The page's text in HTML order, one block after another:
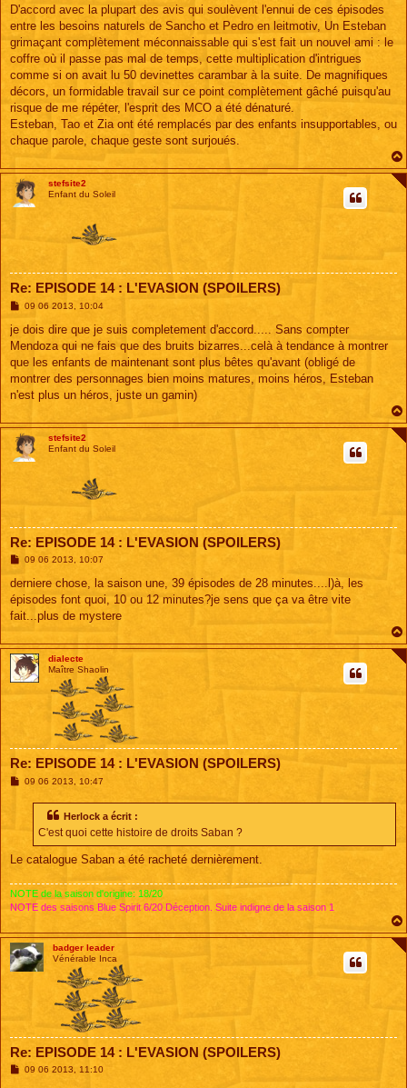
s
a
g
D'accord avec la plupart des avis qui soulèvent l'ennui de ces épisodes
entre les besoins naturels de Sancho et Pedro en leitmotiv, Un Esteban
grimaçant complètement méconnaissable qui s'est fait un nouvel ami : le
coffre où il passe pas mal de temps, cette multiplication d'intrigues
comme si on avait lu 50 devinettes carambar à la suite. De magnifiques
décors, un formidable travail sur ce point complètement gâché puisqu'au
risque de me répéter, l'esprit des MCO a été dénaturé.
Esteban, Tao et Zia ont été remplacés par des enfants insupportables, ou
chaque parole, chaque geste sont surjoués.
stefsite2
Enfant du Soleil
Re: EPISODE 14 : L'EVASION (SPOILERS)
M
s
a
g
09 06 2013, 10:04
je dois dire que je suis completement d'accord..... Sans compter
Mendoza qui ne fais que des bruits bizarres...celà à tendance à montrer
que les enfants de maintenant sont plus bêtes qu'avant (obligé de
montrer des personnages bien moins matures, moins héros, Esteban
n'est plus un héros, juste un gamin)
stefsite2
Enfant du Soleil
Re: EPISODE 14 : L'EVASION (SPOILERS)
M
s
a
g
09 06 2013, 10:07
derniere chose, la saison une, 39 épisodes de 28 minutes....l)à, les
épisodes font quoi, 10 ou 12 minutes?je sens que ça va être vite
fait...plus de mystere
dialecte
Maître Shaolin
Re: EPISODE 14 : L'EVASION (SPOILERS)
M09 06 2013, 10:47
Herlock a écrit :
C'est quoi cette histoire de droits Saban ?
Le catalogue Saban a été racheté dernièrement.
NOTE de la saison d'origine: 18/20
NOTE des saisons Blue Spirit 6/20 Déception. Suite indigne de la saison 1
badger leader
Vénérable Inca
Re: EPISODE 14 : L'EVASION (SPOILERS)
M09 06 2013, 11:10